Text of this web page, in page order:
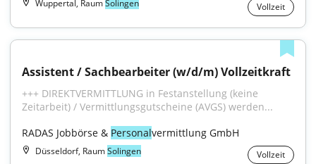
Wuppertal, RaumSolingen Vollzeit
Assistent / Sachbearbeiter (w/d/m) Vollzeitkraft
+++ DIREKTVERMITTLUNG in Festanstellung (keine
Zeitarbeit) / Vermittlungsgutscheine (AVGS) werden...
RADAS Jobbörse & Personalvermittlung GmbH
Düsseldorf, RaumSolingen Vollzeit